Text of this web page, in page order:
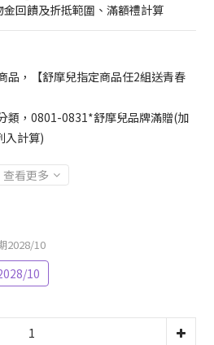
回饋及折抵範圍、滿額禮計算
品，【舒摩兒指定商品任2組送青春
類，0801-0831*舒摩兒品牌滿贈(加
入計算)
查看更多
2028/10
10